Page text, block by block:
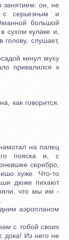
он, не
с серьезным и
большой
сухом кулаке и,
голову, слушает,
кинул муху
привалился к
как говорится.
на палец
пояска и, с
серебро,
хуже. Что-то
дюже пихают
что мы им -
аэропланом
с тобой своих
дока! Из него не